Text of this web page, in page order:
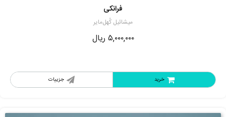
فرانکی
میشائیل کُهل‌مایر
۵,۰۰۰,۰۰۰ ریال
جزییات خرید